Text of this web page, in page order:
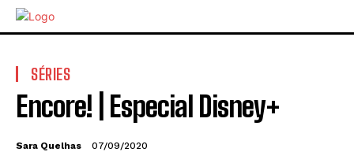
SÉRIES
Encore! | Especial Disney+
Sara Quelhas 07/09/2020